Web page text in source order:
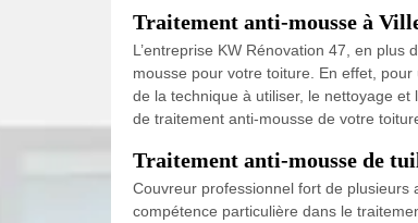
Traitement anti-mousse à
L’entreprise KW Rénovation 47, en
mousse pour votre toiture. En effet,
de la technique à utiliser, le nettoyage
de traitement anti-mousse de votre
Traitement anti-mousse de
Couvreur professionnel fort de plusieurs
compétence particulière dans le